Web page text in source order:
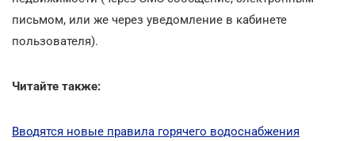
письмом, или же через уведомление в кабинете
пользователя).
Читайте также:
Вводятся новые правила горячего водоснабжения